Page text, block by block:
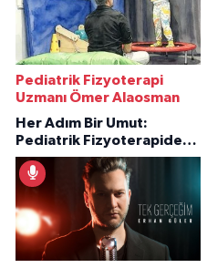
Pediatrik Fizyoterapi
Uzmanı Ömer Alaosman
Her Adım Bir Umut:
Pediatrik Fizyoterapiden
İlham Veren Hikâyeler